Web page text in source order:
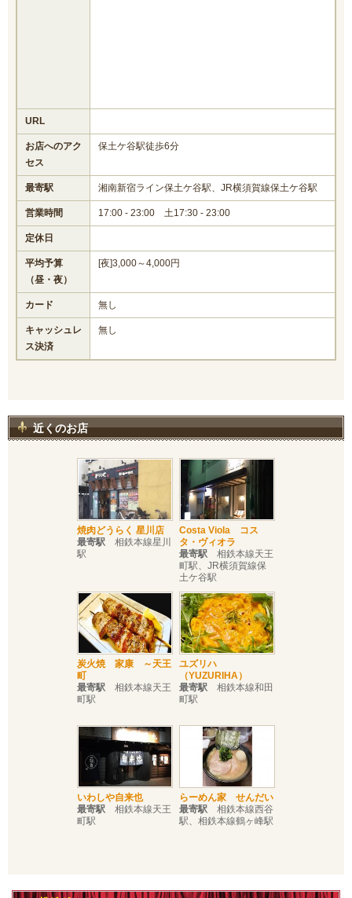
URL
お店へのアク
セス
保土ケ谷駅徒歩6分
最寄駅 湘南新宿ライン保土ケ谷駅、JR横須賀線保土ケ谷駅
営業時間 17:00 - 23:00 土17:30 - 23:00
定休日
平均予算
（昼・夜）
[夜]3,000～4,000円
カード 無し
キャッシュレ
ス決済
無し
近くのお店
焼肉どうらく 星川店
最寄駅 相鉄本線星川
駅
Costa Viola コス
タ・ヴィオラ
最寄駅 相鉄本線天王
町駅、JR横須賀線保
土ケ谷駅
炭火焼 家康 ～天王
町
最寄駅 相鉄本線天王
町駅
ユズリハ
（YUZURIHA）
最寄駅 相鉄本線和田
町駅
いわしや自来也
最寄駅 相鉄本線天王
町駅
らーめん家 せんだい
最寄駅 相鉄本線西谷
駅、相鉄本線鶴ヶ峰駅